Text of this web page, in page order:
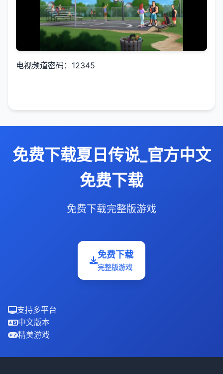
电视频道密码：12345
免费下载夏日传说_官方中文
免费下载
免费下载完整版游戏
免费下载
完整版游戏
支持多平台
中文版本
精美游戏